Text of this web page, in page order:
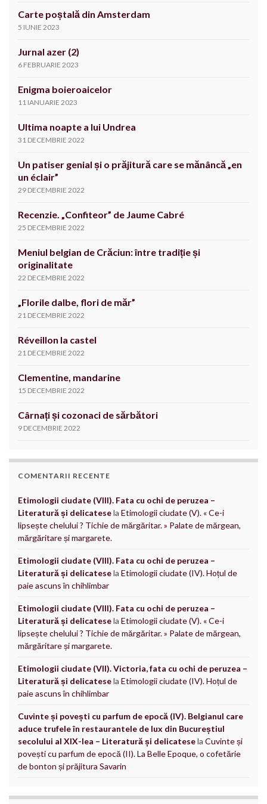
Carte poștală din Amsterdam
5 IUNIE 2023
Jurnal azer (2)
6 FEBRUARIE 2023
Enigma boieroaicelor
11 IANUARIE 2023
Ultima noapte a lui Undrea
31 DECEMBRIE 2022
Un patiser genial și o prăjitură care se mănâncă „en
un éclair”
29 DECEMBRIE 2022
Recenzie. „Confiteor” de Jaume Cabré
25 DECEMBRIE 2022
Meniul belgian de Crăciun: între tradiție și
originalitate
22 DECEMBRIE 2022
„Florile dalbe, flori de măr”
21 DECEMBRIE 2022
Réveillon la castel
21 DECEMBRIE 2022
Clementine, mandarine
15 DECEMBRIE 2022
Cârnați și cozonaci de sărbători
9 DECEMBRIE 2022
COMENTARII RECENTE
Etimologii ciudate (VIII). Fata cu ochi de peruzea –
Literatură și delicatesela Etimologii ciudate (V). « Ce-i
lipsește chelului ? Tichie de mărgăritar. » Palate de mărgean,
mărgăritare și margarete.
Etimologii ciudate (VIII). Fata cu ochi de peruzea –
Literatură și delicatesela Etimologii ciudate (IV). Hoțul de
paie ascuns în chihlimbar
Etimologii ciudate (VIII). Fata cu ochi de peruzea –
Literatură și delicatesela Etimologii ciudate (V). « Ce-i
lipsește chelului ? Tichie de mărgăritar. » Palate de mărgean,
mărgăritare și margarete.
Etimologii ciudate (VII). Victoria, fata cu ochi de peruzea –
Literatură și delicatesela Etimologii ciudate (IV). Hoțul de
paie ascuns în chihlimbar
Cuvinte și povești cu parfum de epocă (IV). Belgianul care
aduce trufele în restaurantele de lux din Bucureștiul
secolului al XIX-lea – Literatură și delicatesela Cuvinte și
povești cu parfum de epocă (II). La Belle Epoque, o cofetărie
de bonton și prăjitura Savarin